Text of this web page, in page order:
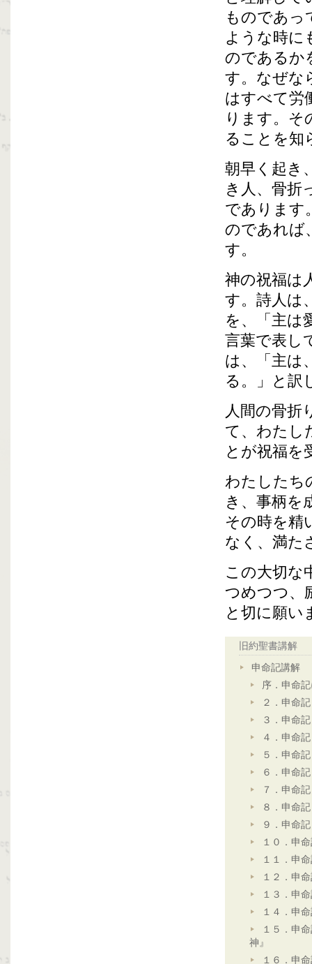
ものであっ
ような時に
のであるか
す。なぜな
はすべて労
ります。そ
ることを知
朝早く起き
き人、骨折
であります
のであれば
す。
神の祝福は
す。詩人は
を、「主は
言葉で表し
は、「主は
る。」と訳
人間の骨折
て、わたし
とが祝福を
わたしたち
き、事柄を
その時を精
なく、満た
この大切な
つめつつ、
と切に願い
旧約聖書講解
申命記講解
序．申命
２．申命
３．申命
４．申命
５．申命
６．申命
７．申命
８．申命
９．申命
１０．申
１１．申
１２．申
１３．申
１４．申
１５．申
神』
１６．申